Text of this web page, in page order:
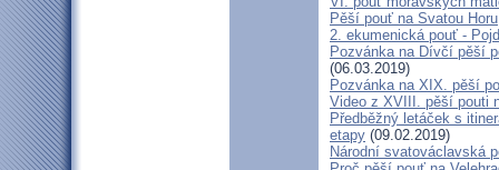
Pěší pouť na Svatou Horu
2. ekumenická pouť -
Pozvánka na Dívčí pěší
(06.03.2019)
Pozvánka na XIX. pěší
Video z XVIII. pěší pouti
Předběžný letáček s
etapy (09.02.2019)
Národní svatováclavská